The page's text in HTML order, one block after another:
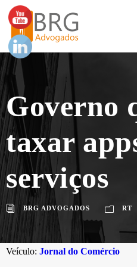
Governo
taxar
serviços
BRG ADVOGADOS RT
Veículo: Jornal do Comércio